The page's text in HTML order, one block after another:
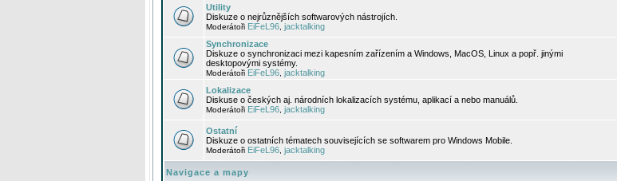
Utility
Diskuze o nejrůznějších softwarových nástrojích.
Moderátoři EiFeL96 jacktalking
Synchronizace
Diskuze o synchronizaci mezi kapesním zařízením a Windows, MacOS, Linux a popř. jinými
desktopovými systémy.
Moderátoři EiFeL96 jacktalking
Lokalizace
Diskuse o českých aj. národních lokalizacích systému, aplikací a nebo manuálů.
Moderátoři EiFeL96 jacktalking
Ostatní
Diskuze o ostatních tématech souvisejících se softwarem pro Windows Mobile.
Moderátoři EiFeL96 jacktalking
Navigace a mapy